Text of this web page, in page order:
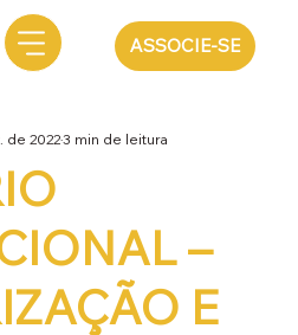
ASSOCIE-SE
–
E
de 20223 min de leitura